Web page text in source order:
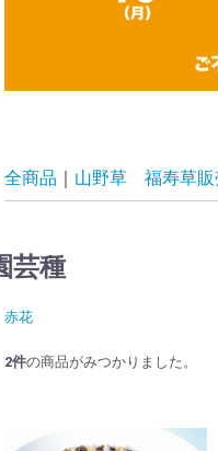
全商品 山野草 福寿草販
芸種
赤花
2件の商品がみつかりました。